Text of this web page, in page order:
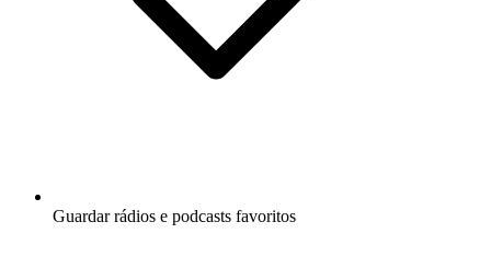
Guardar rádios e podcasts favoritos